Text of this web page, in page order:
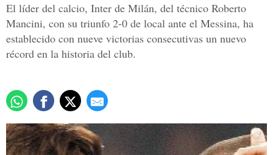
El líder del calcio, Inter de Milán, del técnico Roberto
Mancini, con su triunfo 2-0 de local ante el Messina, ha
establecido con nueve victorias consecutivas un nuevo
récord en la historia del club.